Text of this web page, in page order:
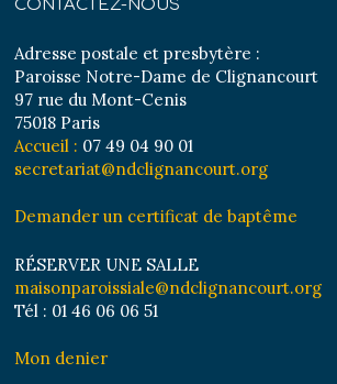
CONTACTEZ-NOUS
Adresse postale et presbytère :
Paroisse Notre-Dame de Clignancourt
97 rue du Mont-Cenis
75018 Paris
Accueil : 07 49 04 90 01
secretariat@ndclignancourt.org
Demander un certificat de baptême
RÉSERVER UNE SALLE
maisonparoissiale@ndclignancourt.org
Tél : 01 46 06 06 51
Mon denier